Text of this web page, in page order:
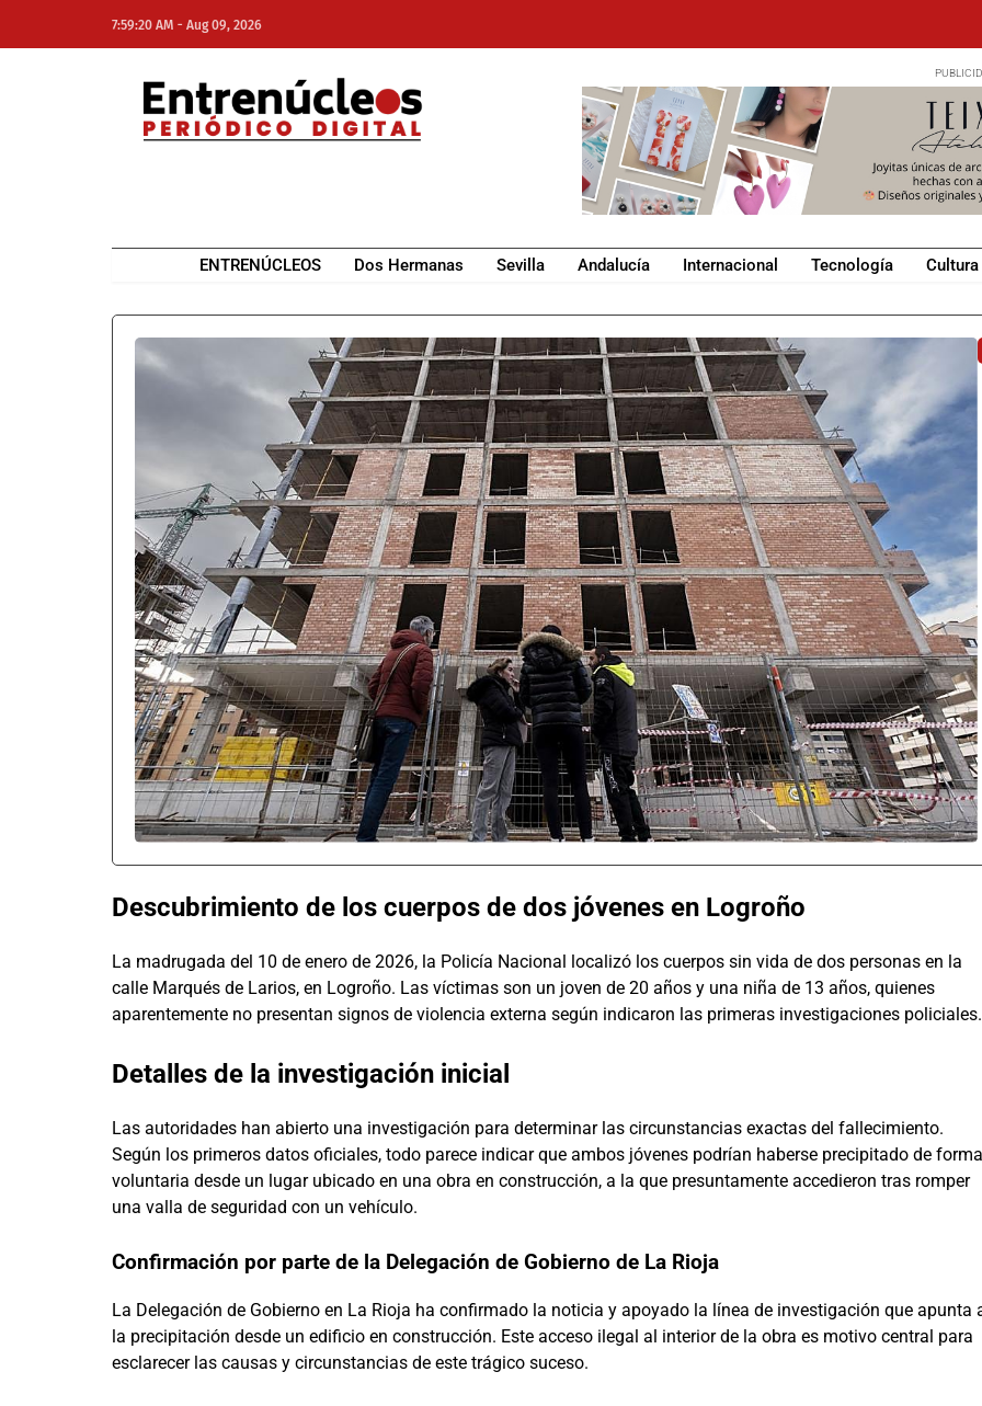
7:59:20 AM - Aug 09, 2026
ENTRENÚCLEOS Dos Hermanas Sevilla Andalucía Internacional Tecnología
Descubrimiento de los cuerpos de dos jóvenes en Logroño
La madrugada del 10 de enero de 2026, la Policía Nacional localizó los cuerpos sin vida de dos personas en la
calle Marqués de Larios, en Logroño. Las víctimas son un joven de 20 años y una niña de 13 años, quienes
aparentemente no presentan signos de violencia externa según indicaron las primeras investigaciones policiales.
Detalles de la investigación inicial
Las autoridades han abierto una investigación para determinar las circunstancias exactas del fallecimiento.
Según los primeros datos oficiales, todo parece indicar que ambos jóvenes podrían haberse precipitado de forma
voluntaria desde un lugar ubicado en una obra en construcción, a la que presuntamente accedieron tras romper
una valla de seguridad con un vehículo.
Confirmación por parte de la Delegación de Gobierno de La Rioja
La Delegación de Gobierno en La Rioja ha confirmado la noticia y apoyado la línea de investigación que apunta
la precipitación desde un edificio en construcción. Este acceso ilegal al interior de la obra es motivo central para
esclarecer las causas y circunstancias de este trágico suceso.